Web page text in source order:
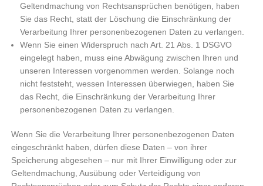
Geltendmachung von Rechtsansprüchen benötigen, haben
Sie das Recht, statt der Löschung die Einschränkung der
Verarbeitung Ihrer personenbezogenen Daten zu verlangen.
Wenn Sie einen Widerspruch nach Art. 21 Abs. 1 DSGVO
eingelegt haben, muss eine Abwägung zwischen Ihren und
unseren Interessen vorgenommen werden. Solange noch
nicht feststeht, wessen Interessen überwiegen, haben Sie
das Recht, die Einschränkung der Verarbeitung Ihrer
personenbezogenen Daten zu verlangen.
Wenn Sie die Verarbeitung Ihrer personenbezogenen Daten
eingeschränkt haben, dürfen diese Daten – von ihrer
Speicherung abgesehen – nur mit Ihrer Einwilligung oder zur
Geltendmachung, Ausübung oder Verteidigung von